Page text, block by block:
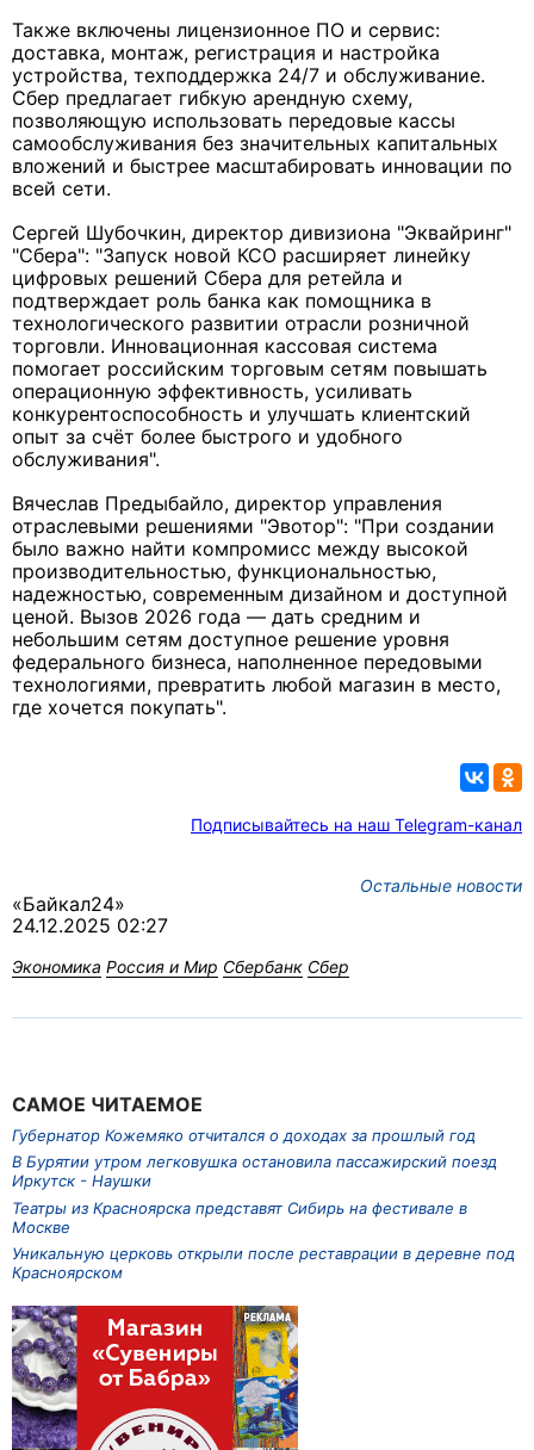
Также включены лицензионное ПО и сервис:
доставка, монтаж, регистрация и настройка
устройства, техподдержка 24/7 и обслуживание.
Сбер предлагает гибкую арендную схему,
позволяющую использовать передовые кассы
самообслуживания без значительных капитальных
вложений и быстрее масштабировать инновации по
всей сети.
Сергей Шубочкин, директор дивизиона "Эквайринг"
"Сбера": "Запуск новой КСО расширяет линейку
цифровых решений Сбера для ретейла и
подтверждает роль банка как помощника в
технологического развитии отрасли розничной
торговли. Инновационная кассовая система
помогает российским торговым сетям повышать
операционную эффективность, усиливать
конкурентоспособность и улучшать клиентский
опыт за счёт более быстрого и удобного
обслуживания".
Вячеслав Предыбайло, директор управления
отраслевыми решениями "Эвотор": "При создании
было важно найти компромисс между высокой
производительностью, функциональностью,
надежностью, современным дизайном и доступной
ценой. Вызов 2026 года — дать средним и
небольшим сетям доступное решение уровня
федерального бизнеса, наполненное передовыми
технологиями, превратить любой магазин в место,
где хочется покупать".
Подписывайтесь на наш Telegram-канал
Остальные новости
«Байкал24»
24.12.2025 02:27
Экономика Россия и Мир Сбербанк Сбер
САМОЕ ЧИТАЕМОЕ
Губернатор Кожемяко отчитался о доходах за прошлый год
В Бурятии утром легковушка остановила пассажирский поезд
Иркутск - Наушки
Театры из Красноярска представят Сибирь на фестивале в
Москве
Уникальную церковь открыли после реставрации в деревне под
Красноярском